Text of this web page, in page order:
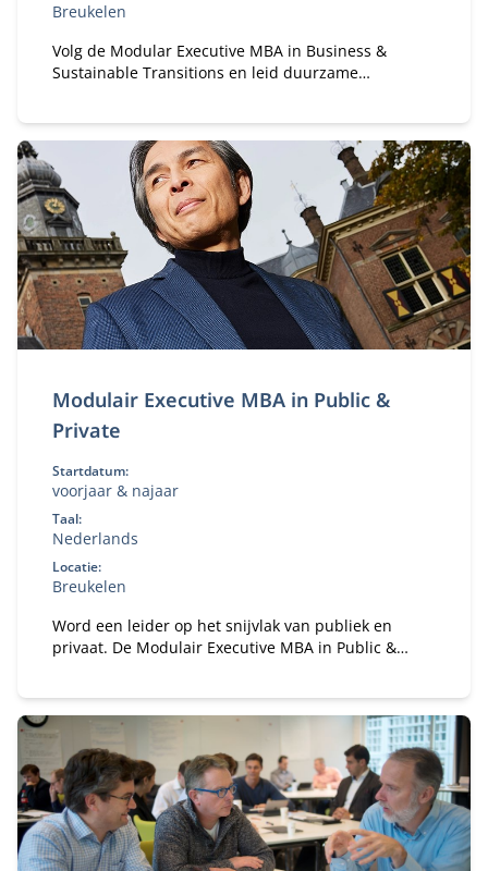
Breukelen
Volg de Modular Executive MBA in Business &
Sustainable Transitions en leid duurzame
Modulair Executive MBA in Public &
Private
Startdatum:
voorjaar & najaar
Taal:
Nederlands
Locatie:
Breukelen
Word een leider op het snijvlak van publiek en
privaat. De Modulair Executive MBA in Public &